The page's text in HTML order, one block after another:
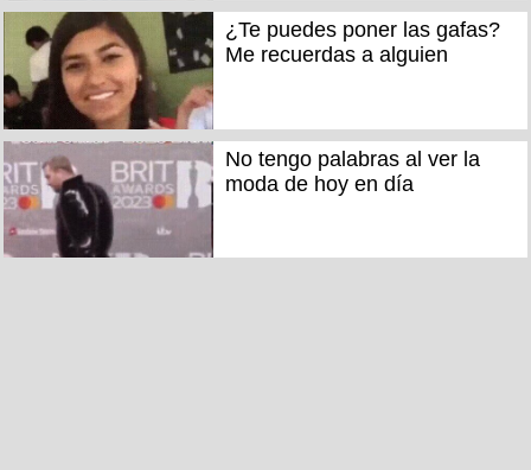
¿Te puedes poner las gafas?
Me recuerdas a alguien
No tengo palabras al ver la
moda de hoy en día